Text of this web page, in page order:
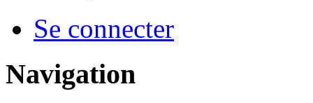
Se connecter
Navigation